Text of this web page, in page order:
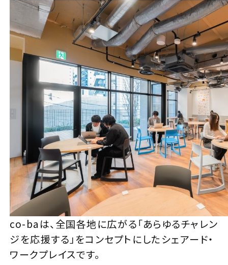
co-baは、全国各地に広がる「あらゆるチャレン
ジを応援する」をコンセプトにしたシェアード・
ワークプレイスです。